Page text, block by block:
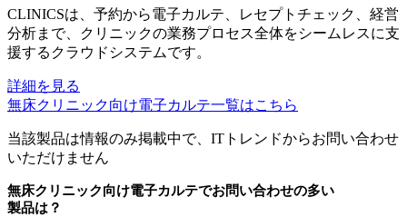
CLINICSは、予約から電子カルテ、レセプトチェック、経営
分析まで、クリニックの業務プロセス全体をシームレスに支
援するクラウドシステムです。
詳細を見る
無床クリニック向け電子カルテ一覧はこちら
当該製品は情報のみ掲載中で、ITトレンドからお問い合わせ
いただけません
無床クリニック向け電子カルテでお問い合わせの多い
製品は？